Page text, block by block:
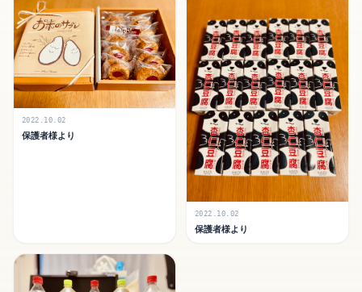
2022.10.02
保護者様より
2022.10.02
保護者様より